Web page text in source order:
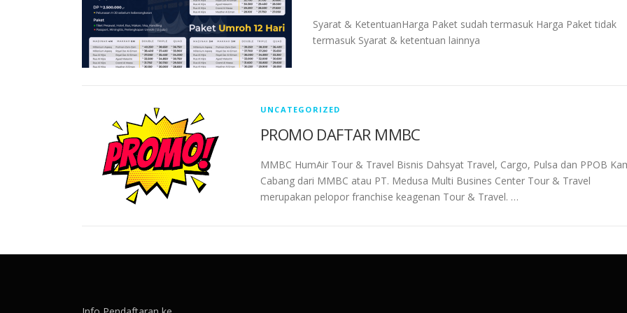
Syarat & KetentuanHarga Paket sudah termasuk Harga Paket tidak
termasuk Syarat & ketentuan lainnya
UNCATEGORIZED
PROMO DAFTAR MMBC
MMBC HumAir Tour & Travel Bisnis Dahsyat Travel, Cargo, Pulsa dan PPOB
Cabang dari MMBC atau PT. Medusa Multi Busines Center Tour & Travel
merupakan pelopor franchise keagenan Tour & Travel. …